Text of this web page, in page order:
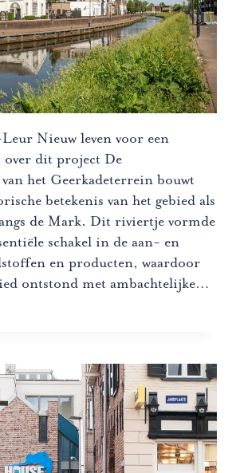
Nieuw leven voor een
over dit project De
het Geerkadeterrein bouwt
betekenis van het gebied als
de Mark. Dit riviertje vormde
schakel in de aan- en
en producten, waardoor
ontstond met ambachtelijke…